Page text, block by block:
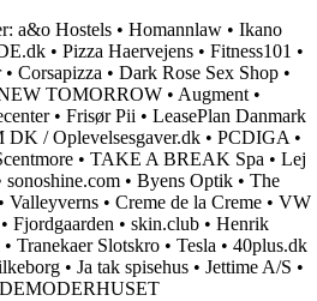
a&o Hostels • Homannlaw • Ikano
• Pizza Haervejens • Fitness101 •
• Corsapizza • Dark Rose Sex Shop •
TOMORROW • Augment •
• Frisør Pii • LeasePlan Danmark
/ Oplevelsesgaver.dk • PCDIGA •
• TAKE A BREAK Spa • Lej
sonoshine.com • Byens Optik • The
• Valleyverns • Creme de la Creme • VW
• Fjordgaarden • skin.club • Henrik
• Tranekaer Slotskro • Tesla • 40plus.dk
• Ja tak spisehus • Jettime A/S •